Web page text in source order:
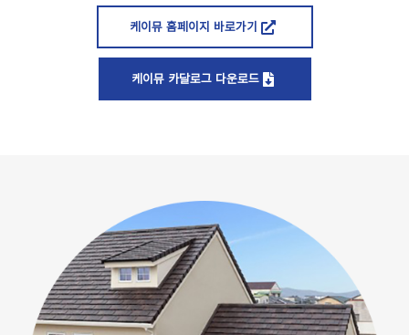
케이뮤 홈페이지 바로가기
케이뮤 카달로그 다운로드